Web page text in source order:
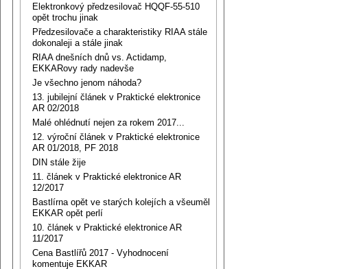
Elektronkový předzesilovač HQQF-55-510
opět trochu jinak
Předzesilovače a charakteristiky RIAA stále
dokonaleji a stále jinak
RIAA dnešních dnů vs. Actidamp,
EKKARovy rady nadevše
Je všechno jenom náhoda?
13. jubilejní článek v Praktické elektronice
AR 02/2018
Malé ohlédnutí nejen za rokem 2017...
12. výroční článek v Praktické elektronice
AR 01/2018, PF 2018
DIN stále žije
11. článek v Praktické elektronice AR
12/2017
Bastlírna opět ve starých kolejích a všeuměl
EKKAR opět perlí
10. článek v Praktické elektronice AR
11/2017
Cena Bastlířů 2017 - Vyhodnocení
komentuje EKKAR